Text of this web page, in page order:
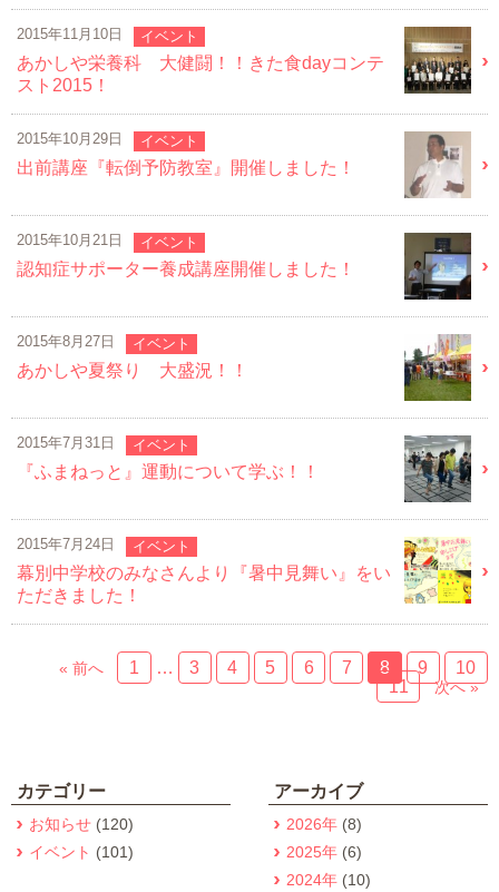
2015年11月10日 イベント
あかしや栄養科 大健闘！！きた食dayコンテ
スト2015！
2015年10月29日 イベント
出前講座『転倒予防教室』開催しました！
2015年10月21日 イベント
認知症サポーター養成講座開催しました！
2015年8月27日 イベント
あかしや夏祭り 大盛況！！
2015年7月31日 イベント
『ふまねっと』運動について学ぶ！！
2015年7月24日 イベント
幕別中学校のみなさんより『暑中見舞い』をい
ただきました！
« 前へ 1 … 3 4 5 6 7 8 9
10
11
次へ »
カテゴリー
お知らせ (120)
イベント (101)
アーカイブ
2026年 (8)
2025年 (6)
2024年 (10)